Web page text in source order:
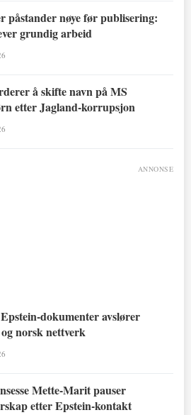
påstander nøye før publisering:
grundig arbeid
å skifte navn på MS
etter Jagland-korrupsjon
ANNONSE
dokumenter avslører
norsk nettverk
Mette-Marit pauser
etter Epstein-kontakt